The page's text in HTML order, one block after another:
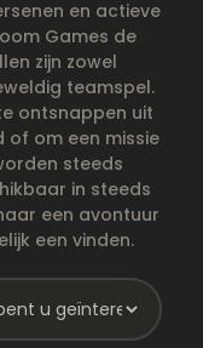
en actieve
Games de
zijn zowel
teamspel.
ontsnappen uit
of om een missie
steeds
in steeds
een avontuur
een vinden.